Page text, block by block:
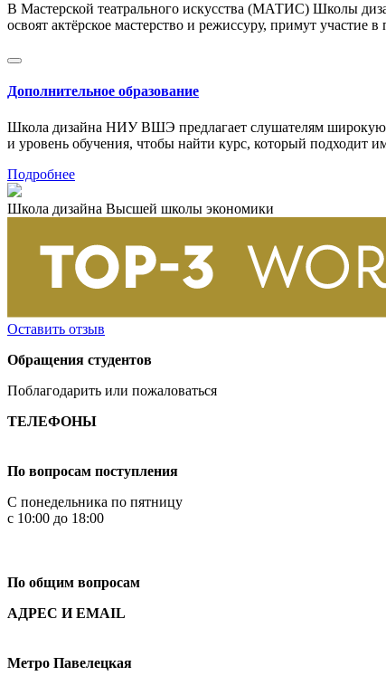
В Мастерской театрального искусства (МАТИС) Школы
освоят актёрское мастерство и режиссуру, примут
Дополнительное образование
Школа дизайна НИУ ВШЭ предлагает слушателям широкую
и уровень обучения, чтобы найти курс, который подходит
Подробнее
Школа дизайна Высшей школы экономики
Оставить отзыв
Обращения студентов
Поблагодарить или пожаловаться
ТЕЛЕФОНЫ
По вопросам поступления
С понедельника по пятницу
с 10:00 до 18:00
По общим вопросам
АДРЕС И EMAIL
Метро Павелецкая